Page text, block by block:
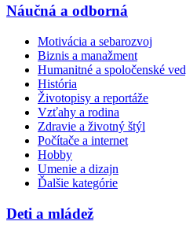
Náučná a odborná
Motivácia a sebarozvoj
Biznis a manažment
Humanitné a spoločenské
História
Životopisy a reportáže
Vzťahy a rodina
Zdravie a životný štýl
Počítače a internet
Hobby
Umenie a dizajn
Ďalšie kategórie
Deti a mládež